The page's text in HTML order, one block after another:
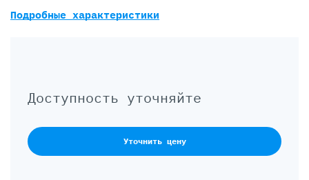
Доступность уточняйте
Уточнить цену
Подробные характеристики